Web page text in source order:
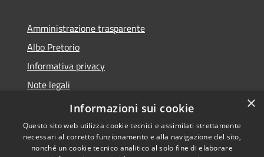
Amministrazione trasparente
Albo Pretorio
Informativa privacy
Note legali
Dichiarazione di accessibilità
×
Informazioni sui cookie
Questo sito web utilizza cookie tecnici e assimilati strettamente
necessari al corretto funzionamento e alla navigazione del sito,
nonché un cookie tecnico analitico al solo fine di elaborare